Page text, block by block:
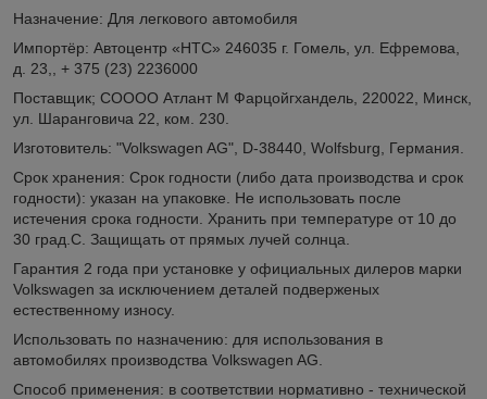
Назначение: Для легкового автомобиля
Импортёр: Автоцентр «НТС» 246035 г. Гомель, ул. Ефремова,
д. 23,, + 375 (23) 2236000
Поставщик; СОООО Атлант М Фарцойгхандель, 220022, Минск,
ул. Шаранговича 22, ком. 230.
Изготовитель: "Volkswagen AG", D-38440, Wolfsburg, Германия.
Срок хранения: Срок годности (либо дата производства и срок
годности): указан на упаковке. Не использовать после
истечения срока годности. Хранить при температуре от 10 до
30 град.С. Защищать от прямых лучей солнца.
Гарантия 2 года при установке у официальных дилеров марки
Volkswagen за исключением деталей подверженых
естественному износу.
Использовать по назначению: для использования в
автомобилях производства Volkswagen AG.
Способ применения: в соответствии нормативно - технической